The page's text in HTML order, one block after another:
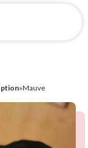
»Mauve